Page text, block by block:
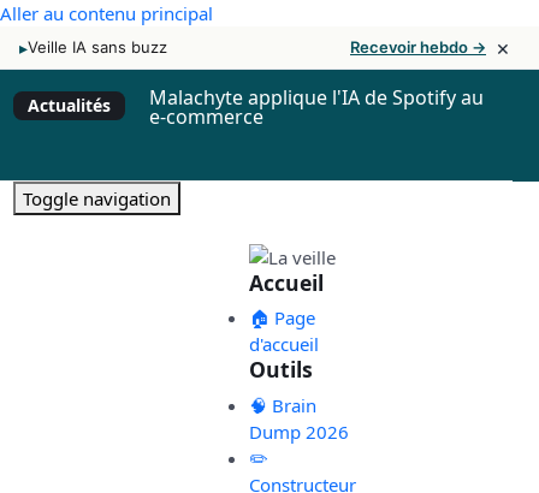
Aller au contenu principal
▸Veille IA sans buzz Recevoir hebdo → ×
Actualités Malachyte applique l'IA de Spotify au
e-commerce
Toggle navigation
Accueil
🏠 Page
d'accueil
Outils
🧠 Brain
Dump 2026
✏️
Constructeur